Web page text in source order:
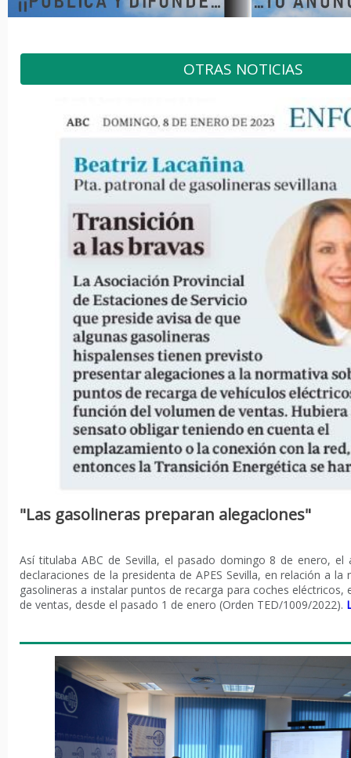
OTRAS NOTICIAS
"Las gasolineras preparan alegaciones"
Así titulaba ABC de Sevilla, el pasado domingo 8 de enero, el
declaraciones de la presidenta de APES Sevilla, en relación a
gasolineras a instalar puntos de recarga para coches eléctricos,
de ventas, desde el pasado 1 de enero (Orden TED/1009/2022).